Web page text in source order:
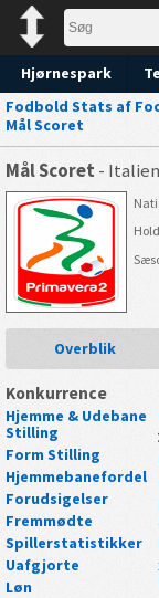
Hjørnespark
Forudsigelse
Fodbold Stats af
Mål Scoret
Mål Scoret -
Hold
Overblik
Konkurrence
Hjemme & Udebane
Stilling
Form Stilling
Hjemmebanefordel
Forudsigelser
Fremmødte
Spillerstatistikker
Uafgjorte
Løn